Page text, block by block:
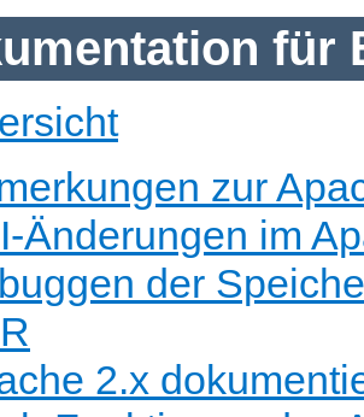
für
zur
Änderungen im
der
2.x